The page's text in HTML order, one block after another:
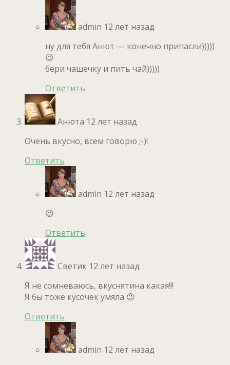
admin 12 лет назад
ну для тебя Анют — конечно припасли)))))
😉
бери чашечку и пить чай)))))
Ответить
Анюта 12 лет назад
Очень вкусно, всем говорю ;-)!
Ответить
admin 12 лет назад
😉
Ответить
Светик 12 лет назад
Я не сомневаюсь, вкуснятина какая!!!
Я бы тоже кусочек умяла 😉
Ответить
admin 12 лет назад